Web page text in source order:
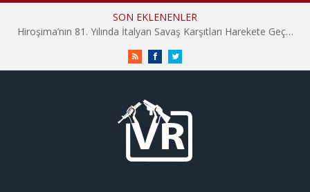
SON EKLENENLER
Hiroşima’nın 81. Yılında İtalyan Savaş Karşıtları Harekete Geçti: “Hatırlamak yeterli değil”
RSS FacebookTwitter